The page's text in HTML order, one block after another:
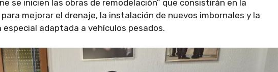
se inicien las obras de remodelación” que consistirán en la
mejorar el drenaje, la instalación de nuevos imbornales y la
adaptada a vehículos pesados.